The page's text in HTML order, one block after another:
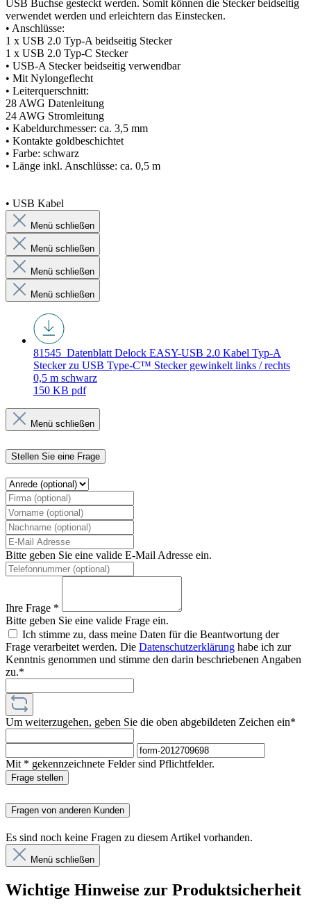
USB Buchse gesteckt werden. Somit können die Stecker beidseitig
verwendet werden und erleichtern das Einstecken.
• Anschlüsse:
1 x USB 2.0 Typ-A beidseitig Stecker
1 x USB 2.0 Typ-C Stecker
• USB-A Stecker beidseitig verwendbar
• Mit Nylongeflecht
• Leiterquerschnitt:
28 AWG Datenleitung
24 AWG Stromleitung
• Kabeldurchmesser: ca. 3,5 mm
• Kontakte goldbeschichtet
• Farbe: schwarz
• Länge inkl. Anschlüsse: ca. 0,5 m
• USB Kabel
Menü schließen
Menü schließen
Menü schließen
Menü schließen
81545_Datenblatt Delock EASY-USB 2.0 Kabel Typ-A
Stecker zu USB Type-C™ Stecker gewinkelt links / rechts
0,5 m schwarz
150 KB pdf
Menü schließen
Stellen Sie eine Frage
Bitte geben Sie eine valide E-Mail Adresse ein.
Ihre Frage *
Bitte geben Sie eine valide Frage ein.
Ich stimme zu, dass meine Daten für die Beantwortung der
Frage verarbeitet werden. Die Datenschutzerklärung habe ich zur
Kenntnis genommen und stimme den darin beschriebenen Angaben
zu.*
Um weiterzugehen, geben Sie die oben abgebildeten Zeichen ein*
Mit * gekennzeichnete Felder sind Pflichtfelder.
Frage stellen
Fragen von anderen Kunden
Es sind noch keine Fragen zu diesem Artikel vorhanden.
Menü schließen
Wichtige Hinweise zur Produktsicherheit